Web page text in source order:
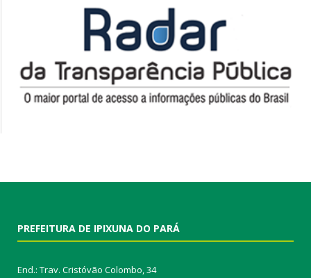
PREFEITURA DE IPIXUNA DO PARÁ
End.: Trav. Cristóvão Colombo, 34